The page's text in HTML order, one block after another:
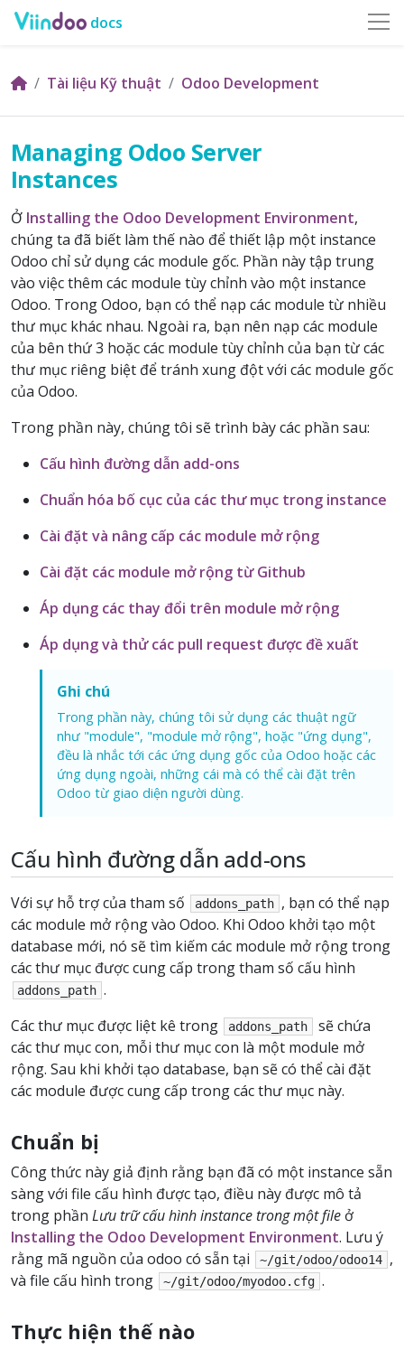
docs
Tài liệu Kỹ thuật Odoo Development
Managing Odoo Server
Instances
Ở Installing the Odoo Development Environment,
chúng ta đã biết làm thế nào để thiết lập một instance
Odoo chỉ sử dụng các module gốc. Phần này tập trung
vào việc thêm các module tùy chỉnh vào một instance
Odoo. Trong Odoo, bạn có thể nạp các module từ nhiều
thư mục khác nhau. Ngoài ra, bạn nên nạp các module
của bên thứ 3 hoặc các module tùy chỉnh của bạn từ các
thư mục riêng biệt để tránh xung đột với các module gốc
của Odoo.
Trong phần này, chúng tôi sẽ trình bày các phần sau:
Cấu hình đường dẫn add-ons
Chuẩn hóa bố cục của các thư mục trong instance
Cài đặt và nâng cấp các module mở rộng
Cài đặt các module mở rộng từ Github
Áp dụng các thay đổi trên module mở rộng
Áp dụng và thử các pull request được đề xuất
Ghi chú
Trong phần này, chúng tôi sử dụng các thuật ngữ
như "module", "module mở rộng", hoặc "ứng dụng",
đều là nhắc tới các ứng dụng gốc của Odoo hoặc các
ứng dụng ngoài, những cái mà có thể cài đặt trên
Odoo từ giao diện người dùng.
Cấu hình đường dẫn add-ons
Với sự hỗ trợ của tham số addons_path , bạn có thể nạp
các module mở rộng vào Odoo. Khi Odoo khởi tạo một
database mới, nó sẽ tìm kiếm các module mở rộng trong
các thư mục được cung cấp trong tham số cấu hình
addons_path .
Các thư mục được liệt kê trong
addons_path
sẽ chứa
các thư mục con, mỗi thư mục con là một module mở
rộng. Sau khi khởi tạo database, bạn sẽ có thể cài đặt
các module được cung cấp trong các thư mục này.
Chuẩn bị
Công thức này giả định rằng bạn đã có một instance sẵn
sàng với file cấu hình được tạo, điều này được mô tả
trong phần Lưu trữ cấu hình instance trong một file ở
Installing the Odoo Development Environment. Lưu ý
rằng mã nguồn của odoo có sẵn tại
~/git/odoo/odoo14 ,
và file cấu hình trong
~/git/odoo/myodoo.cfg .
Thực hiện thế nào